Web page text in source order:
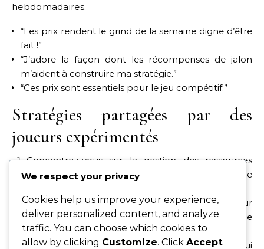
hebdomadaires.
“Les prix rendent le grind de la semaine digne d’être
fait !”
“J’adore la façon dont les récompenses de jalon
m’aident à construire ma stratégie.”
“Ces prix sont essentiels pour le jeu compétitif.”
Stratégies partagées par des
joueurs expérimentés
Concentrez-vous sur la gestion des ressources
pour vous assurer de pouvoir participer à chaque
Collaborez avec les membres de l’alliance pour
maximiser les avantages des récompenses de
jalon.
Priorisez l’accomplissement des tâches qui
We respect your privacy
Cookies help us improve your experience,
deliver personalized content, and analyze
traffic. You can choose which cookies to
allow by clicking Customize. Click Accept